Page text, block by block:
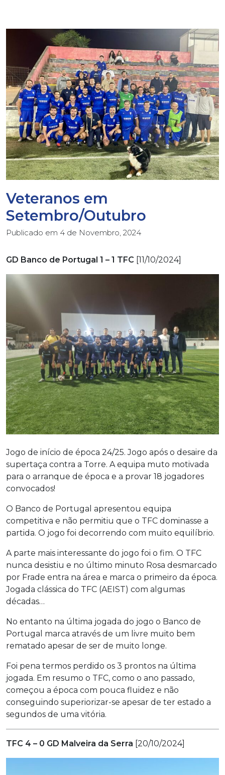
Veteranos em
Setembro/Outubro
Publicado em 4 de Novembro, 2024
GD Banco de Portugal 1 – 1 TFC [11/10/2024]
Jogo de início de época 24/25. Jogo após o desaire da
supertaça contra a Torre. A equipa muto motivada
para o arranque de época e a provar 18 jogadores
convocados!
O Banco de Portugal apresentou equipa
competitiva e não permitiu que o TFC dominasse a
partida. O jogo foi decorrendo com muito equilíbrio.
A parte mais interessante do jogo foi o fim. O TFC
nunca desistiu e no último minuto Rosa desmarcado
por Frade entra na área e marca o primeiro da época.
Jogada clássica do TFC (AEIST) com algumas
décadas…
No entanto na última jogada do jogo o Banco de
Portugal marca através de um livre muito bem
rematado apesar de ser de muito longe.
Foi pena termos perdido os 3 prontos na última
jogada. Em resumo o TFC, como o ano passado,
começou a época com pouca fluidez e não
conseguindo superiorizar-se apesar de ter estado a
segundos de uma vitória.
TFC 4 – 0 GD Malveira da Serra [20/10/2024]